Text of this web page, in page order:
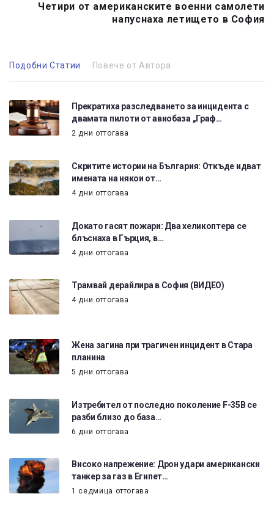
Четири от американските военни самолети
напуснаха летището в София
Подобни Статии Повече от Автора
Прекратиха разследването за инцидента с
двамата пилоти от авиобаза „Граф…
2 дни оттогава
Скритите истории на България: Откъде идват
имената на някои от…
4 дни оттогава
Докато гасят пожари: Два хеликоптера се
блъснаха в Гърция, в…
4 дни оттогава
Трамвай дерайлира в София (ВИДЕО)
4 дни оттогава
Жена загина при трагичен инцидент в Стара
планина
5 дни оттогава
Изтребител от последно поколение F-35B се
разби близо до база…
6 дни оттогава
Високо напрежение: Дрон удари американски
танкер за газ в Египет…
1 седмица оттогава